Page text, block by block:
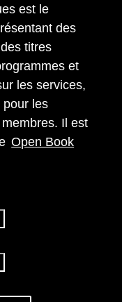
est le
des
titres
et
les services,
pour les
Il est
Open Book